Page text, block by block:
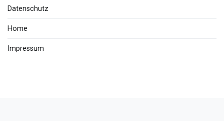
Datenschutz
Home
Impressum